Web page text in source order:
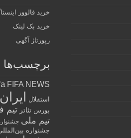
خرید فالوور
خرید بک لینک
رپورتاژ آگهی
برچسب‌ها
FIFA NEWS
استقلال ایران
بورس تئاتر تیم
تیم ملی
جشنواره